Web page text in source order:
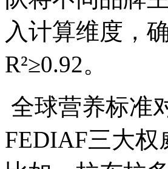
入计算维度，
R²≥0.92。
全球营养标准
FEDIAF三大